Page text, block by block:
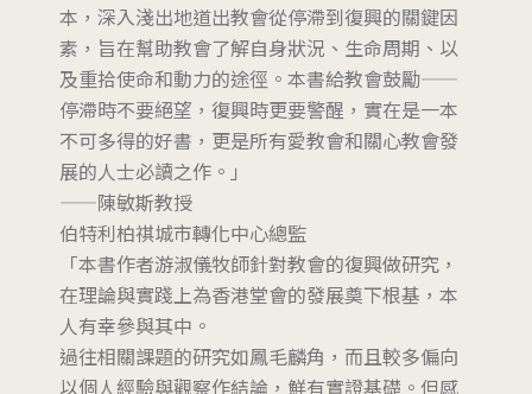
本，深入淺出地道出教會從停滯到復興的關鍵因
素，旨在幫助教會了解自身狀況、生命周期、以
及重拾使命和動力的途徑。本書給教會鼓勵——
停滯時不要絕望，復興時更要警醒，實在是一本
不可多得的好書，更是所有愛教會和關心教會發
展的人士必讀之作。」
——陳敏斯教授
伯特利柏祺城市轉化中心總監
「本書作者游淑儀牧師針對教會的復興做研究，
在理論與實踐上為香港堂會的發展奠下根基，本
人有幸參與其中。
過往相關課題的研究如鳳毛麟角，而且較多偏向
以個人經驗與觀察作結論，鮮有實證基礎。但感